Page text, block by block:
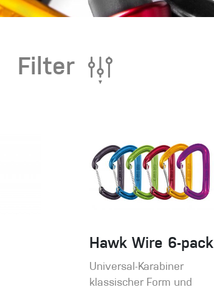
Filter
Hawk Wire 6-pack
Universal-Karabiner
klassischer Form und